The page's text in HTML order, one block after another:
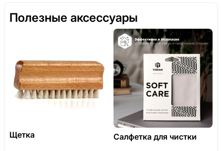
Полезные аксессуары
Щетка Салфетка для чистки